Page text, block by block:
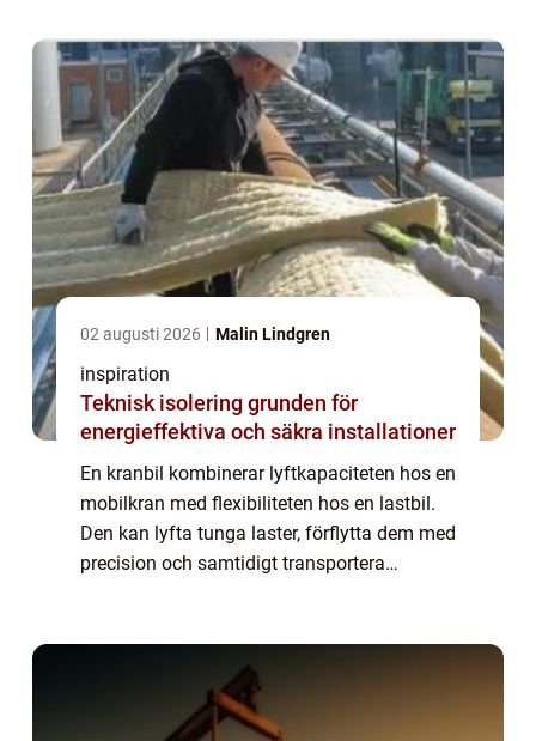
båtupptagn...
02 augusti 2026 Malin Lindgren
inspiration
Teknisk isolering grunden för
energieffektiva och säkra installationer
En kranbil kombinerar lyftkapaciteten hos en
mobilkran med flexibiliteten hos en lastbil.
Den kan lyfta tunga laster, förflytta dem med
precision och samtidigt transportera